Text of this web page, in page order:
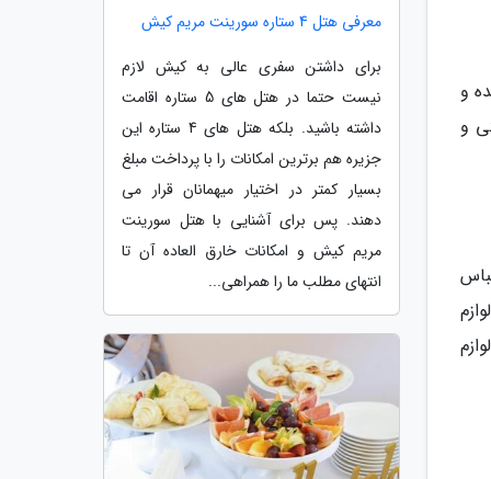
است با مینی بوس در کیش جابه جا شوید. سوار خط شماره 2 شده و
و
معرفی هتل 4 ستاره سورینت مریم کیش
برای داشتن سفری عالی به کیش لازم
نیست حتما در هتل های 5 ستاره اقامت
داشته باشید. بلکه هتل های 4 ستاره این
جزیره هم برترین امکانات را با پرداخت مبلغ
بسیار کمتر در اختیار میهمانان قرار می
دهند. پس برای آشنایی با هتل سورینت
مریم کیش و امکانات خارق العاده آن تا
انتهای مطلب ما را همراهی...